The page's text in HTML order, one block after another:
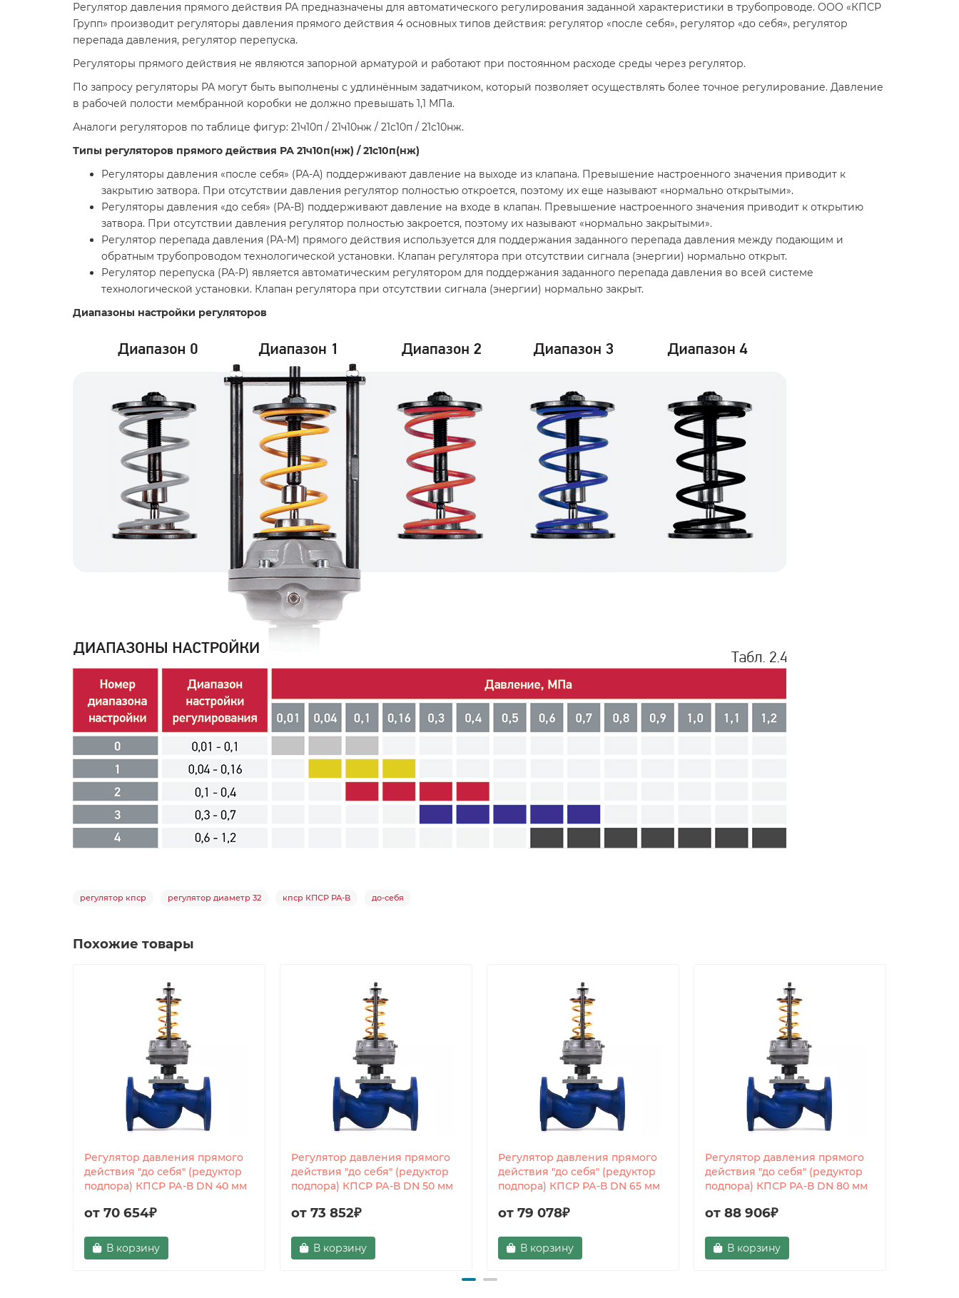
Регулятор давления прямого действия РА предназначены для автоматического регулирования заданной характеристики в трубопроводе. ООО «КПСР
Групп» производит регуляторы давления прямого действия 4 основных типов действия: регулятор «после себя», регулятор «до себя», регулятор
перепада давления, регулятор перепуска.
Регуляторы прямого действия не являются запорной арматурой и работают при постоянном расходе среды через регулятор.
По запросу регуляторы РА могут быть выполнены с удлинённым задатчиком, который позволяет осуществлять более точное регулирование. Давление
в рабочей полости мембранной коробки не должно превышать 1,1 МПа.
Аналоги регуляторов по таблице фигур: 21ч10п / 21ч10нж / 21с10п / 21с10нж.
Типы регуляторов прямого действия РА 21ч10п(нж) / 21с10п(нж)
Регуляторы давления «после себя» (РА-А) поддерживают давление на выходе из клапана. Превышение настроенного значения приводит к
закрытию затвора. При отсутствии давления регулятор полностью откроется, поэтому их еще называют «нормально открытыми».
Регуляторы давления «до себя» (РА-В) поддерживают давление на входе в клапан. Превышение настроенного значения приводит к открытию
затвора. При отсутствии давления регулятор полностью закроется, поэтому их называют «нормально закрытыми».
Регулятор перепада давления (РА-М) прямого действия используется для поддержания заданного перепада давления между подающим и
обратным трубопроводом технологической установки. Клапан регулятора при отсутствии сигнала (энергии) нормально открыт.
Регулятор перепуска (РА-Р) является автоматическим регулятором для поддержания заданного перепада давления во всей системе
технологической установки. Клапан регулятора при отсутствии сигнала (энергии) нормально закрыт.
Диапазоны настройки регуляторов
регулятор кпср регулятор диаметр 32 кпср КПСР РА-В до-себя
Похожие товары
Регулятор давления прямого
действия "до себя" (редуктор
подпора) КПСР РА-В DN 40 мм
от 70 654₽
В корзину
Регулятор давления прямого
действия "до себя" (редуктор
подпора) КПСР РА-В DN 50 мм
от 73 852₽
В корзину
Регулятор давления прямого
действия "до себя" (редуктор
подпора) КПСР РА-В DN 65 мм
от 79 078₽
В корзину
Регулятор давления прямого
действия "до себя" (редуктор
подпора) КПСР РА-В DN 80 мм
от 88 906₽
В корзину